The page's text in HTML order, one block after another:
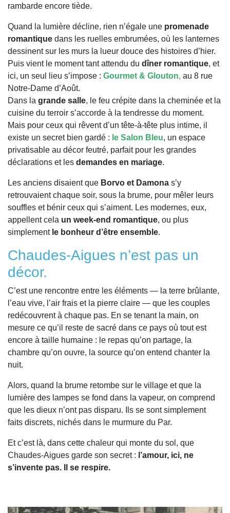
rambarde encore tiède.
Quand la lumière décline, rien n’égale une promenade
romantique dans les ruelles embrumées, où les lanternes
dessinent sur les murs la lueur douce des histoires d’hier.
Puis vient le moment tant attendu du dîner romantique, et
ici, un seul lieu s’impose : Gourmet & Glouton, au 8 rue
Notre-Dame d’Août.
Dans la grande salle, le feu crépite dans la cheminée et la
cuisine du terroir s’accorde à la tendresse du moment.
Mais pour ceux qui rêvent d’un tête-à-tête plus intime, il
existe un secret bien gardé : le Salon Bleu, un espace
privatisable au décor feutré, parfait pour les grandes
déclarations et les demandes en mariage.
Les anciens disaient que Borvo et Damona s’y
retrouvaient chaque soir, sous la brume, pour mêler leurs
souffles et bénir ceux qui s’aiment. Les modernes, eux,
appellent cela un week-end romantique, ou plus
simplement le bonheur d’être ensemble.
Chaudes-Aigues n’est pas un
décor.
C’est une rencontre entre les éléments — la terre brûlante,
l’eau vive, l’air frais et la pierre claire — que les couples
redécouvrent à chaque pas. En se tenant la main, on
mesure ce qu’il reste de sacré dans ce pays où tout est
encore à taille humaine : le repas qu’on partage, la
chambre qu’on ouvre, la source qu’on entend chanter la
nuit.
Alors, quand la brume retombe sur le village et que la
lumière des lampes se fond dans la vapeur, on comprend
que les dieux n’ont pas disparu. Ils se sont simplement
faits discrets, nichés dans le murmure du Par.
Et c’est là, dans cette chaleur qui monte du sol, que
Chaudes-Aigues garde son secret : l’amour, ici, ne
s’invente pas. Il se respire.